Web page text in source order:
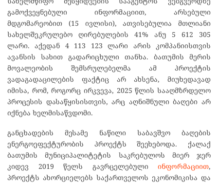
გამოქვეყნებული ინფორმაციით, არსებული
მდგომარეობით (15 ივლისი), ათვისებულია მთლიანი
სახელშეკრულებო ღირებულების 41% ანუ 5 612 305
ლარი. აქედან 4 113 123 ლარი არის კომპანიისთვის
ავანსის სახით გადარიცხული თანხა. ბათუმის მერის
მოვალეობის შემსრულებელმა ამ პროექტის
ვადაგადაცილების ფაქტიც არ ახსენა, მიუხედავად
იმისა, რომ, როგორც ირკვევა, 2025 წლის სააღმზრდელო
პროცესის დასაწყისისთვის, არც აღნიშნული ბაღები არ
იქნება ხელმისაწვდომი.
განცხადების მესამე ნაწილი საბავშვო ბაღების
ენერგოეფექტურობის პროექტს შეეხებოდა. ქალაქ
ბათუმის მუნიციპალიტეტის საკრებულოს მიერ ჯერ
კიდევ 2019 წელს გავრცელებული ინფორმაციით,
პროექტს ახორციელებს საქართველოს ეკონომიკისა და